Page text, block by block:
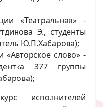
«Театральная» -
Э., студенты
Ю.П.Хабарова);
слово» -
377 группы
исполнителей